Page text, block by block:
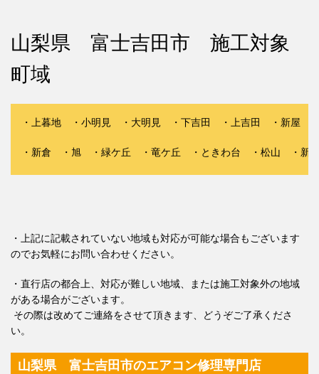
山梨県 富士吉田市 施工対象
町域
・上暮地 ・小明見 ・大明見 ・下吉田 ・上吉田 ・新屋
・新倉 ・旭 ・緑ケ丘 ・竜ケ丘 ・ときわ台 ・松山 ・新
・上記に記載されていない地域も対応が可能な場合もございます
のでお気軽にお問い合わせください。
・直行店の都合上、対応が難しい地域、または施工対象外の地域
がある場合がございます。
その際は改めてご連絡をさせて頂きます、どうぞご了承くださ
い。
山梨県 富士吉田市のエアコン修理専門店